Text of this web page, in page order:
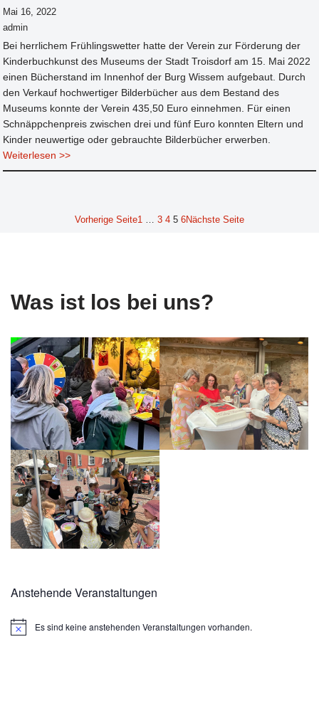
Mai 16, 2022
admin
Bei herrlichem Frühlingswetter hatte der Verein zur Förderung der
Kinderbuchkunst des Museums der Stadt Troisdorf am 15. Mai 2022
einen Bücherstand im Innenhof der Burg Wissem aufgebaut. Durch
den Verkauf hochwertiger Bilderbücher aus dem Bestand des
Museums konnte der Verein 435,50 Euro einnehmen. Für einen
Schnäppchenpreis zwischen drei und fünf Euro konnten Eltern und
Kinder neuwertige oder gebrauchte Bilderbücher erwerben.
Weiterlesen >>
Vorherige Seite1 3 4 5 6Nächste Seite
Was ist los bei uns?
Anstehende Veranstaltungen
HinweisEs sind keine anstehenden Veranstaltungen vorhanden.